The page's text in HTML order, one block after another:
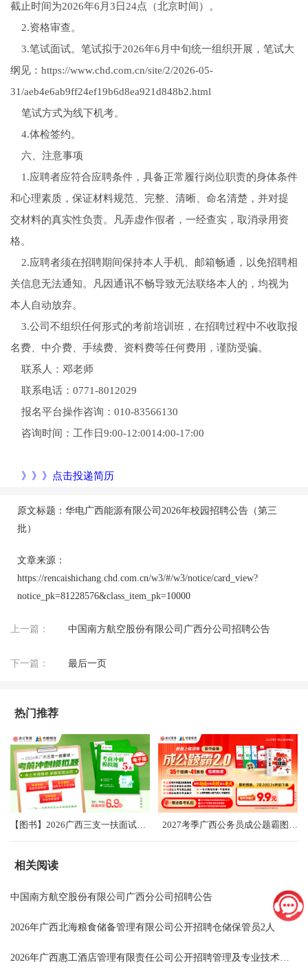
截止时间为2026年6月3日24点（北京时间）。
2.资格审查。
3.笔试面试。笔试拟于2026年6月中旬统一组织开展，笔试大
纲见：https://www.chd.com.cn/site/2/2026-05-
31/aeb4e6ab9ff24ef19b6d8ea921d848b2.html
笔试方式为线下机考。
4.体检签约。
六、注意事项
1.应聘者应符合应聘条件，具备正常履行岗位职责的身体条件
和心理素质，保证材料规范、完整、清晰、命名清楚，并对提
交材料的真实性负责。凡弄虚作假者，一经查实，取消录用资
格。
2.应聘者须在招聘期间保持本人手机、邮箱畅通，以免招聘相
关信息无法通知。凡因通讯不畅导致无法联络本人的，均视为
本人自动放弃。
3.公司不组织任何形式的考前培训班，在招聘过程中不收取报
名费、中介费、手续费、资料费等任何费用，谨防受骗。
联系人：邓老师
联系电话：0771-8012029
报名平台操作咨询：010-83566130
咨询时间：工作日9:00-12:0014:00-17:00
》》》点击投递简历
原文标题：华电广西能源有限公司2026年校园招聘公告（第三
批）
文章来源：
https://rencaishichang.chd.com.cn/w3/#/w3/notice/card_view?
notice_pk=81228576&class_item_pk=10000
上一篇： 中国南方航空股份有限公司广西分公司招聘公告
下一篇： 最后一页
热门推荐
【图书】2026广西三支一扶面试考前冲刺卷（共5套）
相关阅读
中国南方航空股份有限公司广西分公司招聘公告
2026年广西北海粮食储备管理有限公司公开招聘仓储保管员2人
2026年广西惠工酒店管理有限责任公司公开招聘管理及专业技术人员13人